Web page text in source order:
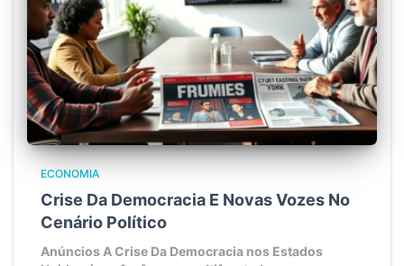
ECONOMIA
Crise Da Democracia E Novas Vozes No
Cenário Político
Anúncios A Crise Da Democracia nos Estados